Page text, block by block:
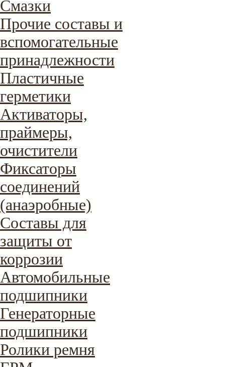
Смазки
Прочие составы и
вспомогательные
принадлежности
Пластичные
герметики
Активаторы,
праймеры,
очистители
Фиксаторы
соединений
(анаэробные)
Составы для
защиты от
коррозии
Автомобильные
подшипники
Генераторные
подшипники
Ролики ремня